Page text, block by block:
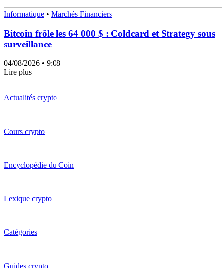
Informatique • Marchés Financiers
Bitcoin frôle les 64 000 $ : Coldcard et Strategy sous
surveillance
04/08/2026 • 9:08
Lire plus
Actualités crypto
Cours crypto
Encyclopédie du Coin
Lexique crypto
Catégories
Guides crypto